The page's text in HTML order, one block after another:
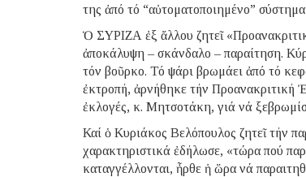
της ἀπό τό “αὐτοματοποιημένο”
Ὁ ΣΥΡΙΖΑ ἐξ ἄλλου ζητεῖ
ἀποκάλυψη – σκάνδαλο – παραίτηση.
τόν βοῦρκο. Τό ψάρι βρωμάει ἀπό τό
ἐκτροπή, ἀρνήθηκε τήν Προανακριτική
ἐκλογές, κ. Μητσοτάκη, γιά νά
Καί ὁ Κυριάκος Βελόπουλος ζητεῖ τήν
χαρακτηριστικά ἐδήλωσε, «τώρα πού
καταγγέλλονται, ἦρθε ἡ ὥρα νά